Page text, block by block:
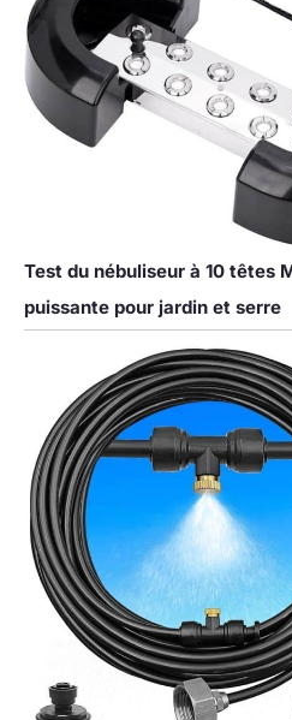
Test du nébuliseur à 10 têtes
puissante pour jardin et serre